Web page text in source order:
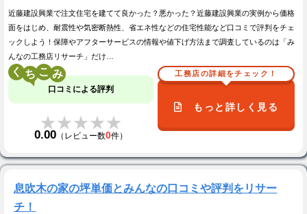
近藤建設興業で注文住宅を建てて良かった？悪かった？近藤建設興業の実例から価格
面をはじめ、耐震性や気密断熱性、省エネ性などの住宅性能など口コミで評判をチェ
ックしよう！保障やアフターサービスの情報や値下げ方法まで調査しているのは「み
んなの工務店リサーチ」だけ…
く こ
口コミによる評判
★★★★★
★★★★★
0.00 （レビュー数0件）
工務店の詳細をチェック！
もっと詳しく見る
息吹木の家の坪単価とみんなの口コミや評判をリサー
チ！